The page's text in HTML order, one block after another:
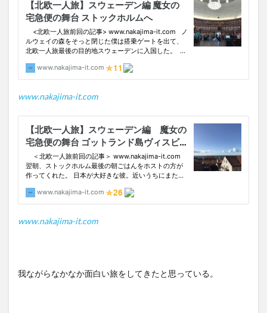
www.nakajima-it.com
www.nakajima-it.com
我ながらなかなか面白い旅をしてきたと思っている。